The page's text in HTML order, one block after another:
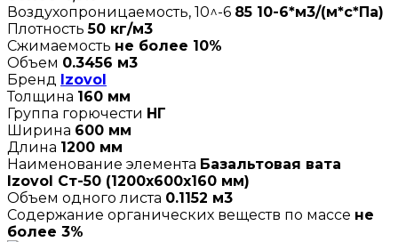
Воздухопроницаемость, 10^-6 85 10-6*м3/(м*с*Па)
Плотность50 кг/м3
Сжимаемость не более 10%
Объем 0.3456 м3
Бренд Izovol
Толщина 160 мм
Группа горючести НГ
Ширина 600 мм
Длина 1200 мм
Наименование элемента Базальтовая вата
Izovol Ст-50 (1200х600х160 мм)
Объем одного листа 0.1152 м3
Содержание органических веществ по массе не
более 3%